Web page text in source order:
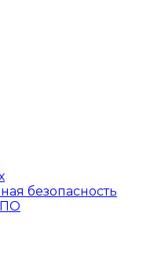
безопасность
ПО